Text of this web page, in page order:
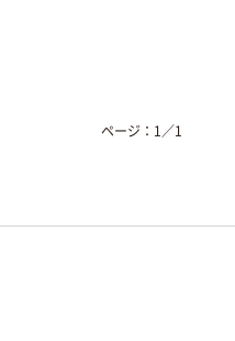
ページ： 1 ／1